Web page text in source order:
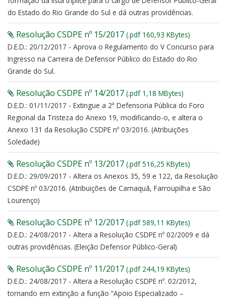
do Estado do Rio Grande do Sul e dá outras providências.
Resolução CSDPE nº 15/2017 (.pdf 160,93 KBytes)
D.E.D.: 20/12/2017 - Aprova o Regulamento do V Concurso para
Ingresso na Carreira de Defensor Público do Estado do Rio
Grande do Sul.
Resolução CSDPE nº 14/2017 (.pdf 1,18 MBytes)
D.E.D.: 01/11/2017 - Extingue a 2ª Defensoria Pública do Foro
Regional da Tristeza do Anexo 19, modificando-o, e altera o
Anexo 131 da Resolução CSDPE nº 03/2016. (Atribuições
Soledade)
Resolução CSDPE nº 13/2017 (.pdf 516,25 KBytes)
D.E.D.: 29/09/2017 - Altera os Anexos 35, 59 e 122, da Resolução
CSDPE nº 03/2016. (Atribuições de Camaquã, Farroupilha e São
Lourenço)
Resolução CSDPE nº 12/2017 (.pdf 589,11 KBytes)
D.E.D.: 24/08/2017 - Altera a Resolução CSDPE nº 02/2009 e dá
outras providências. (Eleição Defensor Público-Geral)
Resolução CSDPE nº 11/2017 (.pdf 244,19 KBytes)
D.E.D.: 24/08/2017 - Altera a Resolução CSDPE nº. 02/2012,
tornando em extinção a função “Apoio Especializado –